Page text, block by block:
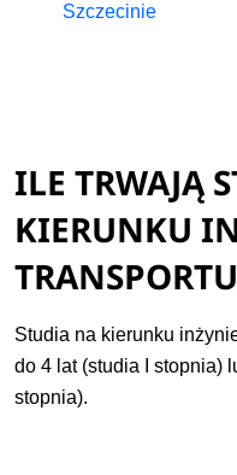
Szczecinie
ILE TRWAJĄ
KIERUNKU
Studia na kierunku
do 4 lat (studia I stopnia)
stopnia).